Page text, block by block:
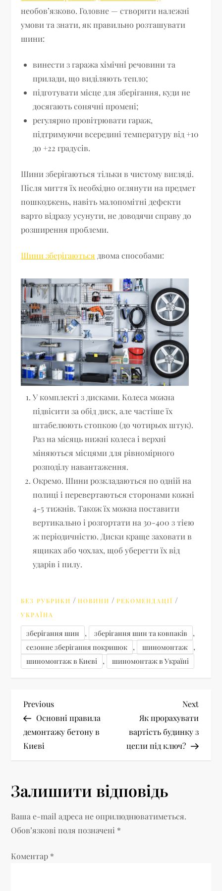
необов’язково. Головне — створити належні
умови та знати, як правильно розташувати
шини:
винести з гаража хімічні речовини та
прилади, що виділяють тепло;
підготувати місце для зберігання, куди не
досягають сонячні промені;
регулярно провітрювати гараж,
підтримуючи всередині температуру від +10
до +22 градусів.
Шини зберігаються тільки в чистому вигляді.
Після миття їх необхідно оглянути на предмет
пошкоджень, навіть малопомітні дефекти
варто відразу усунути, не доводячи справу до
розширення проблеми.
Шини зберігаються двома способами:
У комплекті з дисками. Колеса можна
підвісити за обід диск, але частіше їх
штабелюють стопкою (до чотирьох штук).
Раз на місяць нижні колеса і верхні
міняються місцями для рівномірного
розподілу навантаження.
Окремо. Шини розкладаються по одній на
полиці і перевертаються сторонами кожні
4-5 тижнів. Також їх можна поставити
вертикально і розгортати на 30-400 з тією
ж періодичністю. Диски краще заховати в
ящиках або чохлах, щоб уберегти їх від
ударів і пилу.
БЕЗ РУБРИКИ /НОВИНИ /РЕКОМЕНДАЦІЇ /
УКРАЇНА
зберігання шин , зберігання шин та ковпаків ,
сезонне зберігання покришок , шиномонтаж ,
шиномонтаж в Києві , шиномонтаж в Україні
Н
а
в
г
а
Previous
Post
Previous
Основні правила
демонтажу бетону в
Києві
Next
Post
Next
Як прорахувати
вартість будинку з
цегли під ключ?
Залишити відповідь
Ваша e-mail адреса не оприлюднюватиметься.
Обов’язкові поля позначені *
Коментар *